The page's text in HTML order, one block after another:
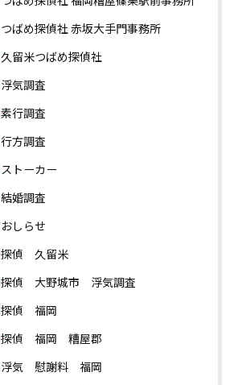
つばめ探偵社 赤坂大手門事務所
久留米つばめ探偵社
浮気調査
素行調査
行方調査
ストーカー
結婚調査
おしらせ
探偵 久留米
探偵 大野城市 浮気調査
探偵 福岡
探偵 福岡 糟屋郡
浮気 慰謝料 福岡